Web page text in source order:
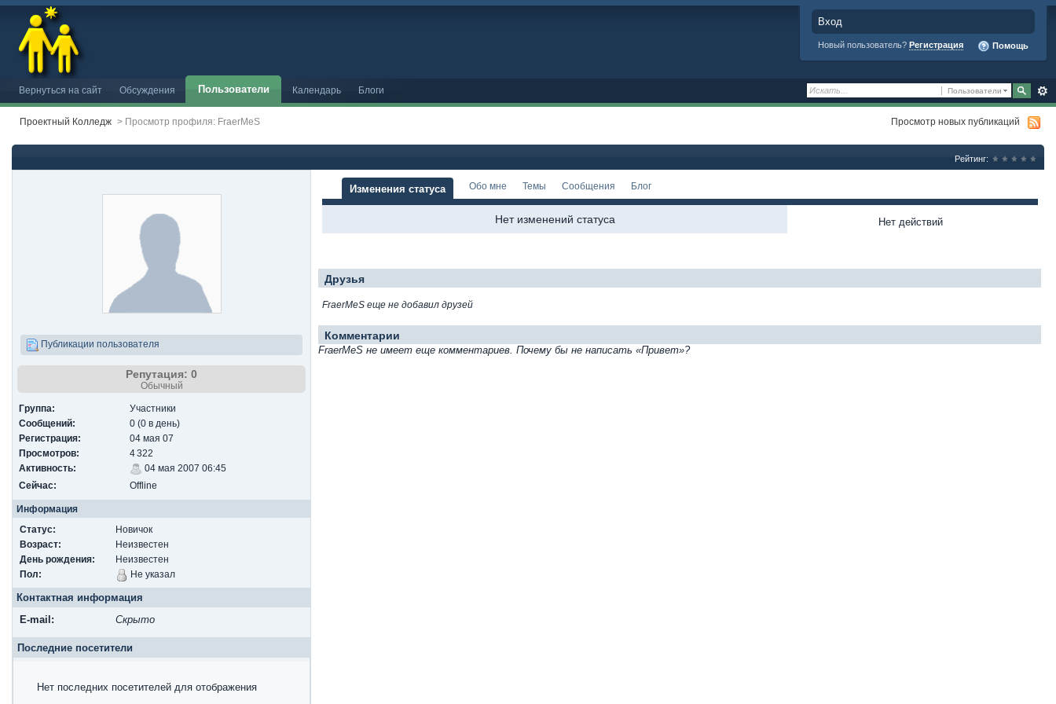
Вход
Новый пользователь? Регистрация Помощь
Пользователи
Вернуться на сайт Обсуждения Пользователи Календарь Блоги
Проектный Колледж > Просмотр профиля: FraerMeS Просмотр новых публикаций
Рейтинг:
Публикации пользователя
Репутация: 0
Обычный
Группа:
Участники
Сообщений:
0 (0 в день)
Регистрация:
04 мая 07
Просмотров:
4 322
Активность:
04 мая 2007 06:45
Сейчас:
Offline
Информация
Статус:
Новичок
Возраст:
Неизвестен
День рождения:
Неизвестен
Пол:
Не указал
Контактная информация
E-mail:
Скрыто
Последние посетители
Нет последних посетителей для отображения
Изменения статуса Обо мне Темы Сообщения Блог
Нет изменений статуса Нет действий
Друзья
FraerMeS еще не добавил друзей
Комментарии
FraerMeS не имеет еще комментариев. Почему бы не написать «Привет»?